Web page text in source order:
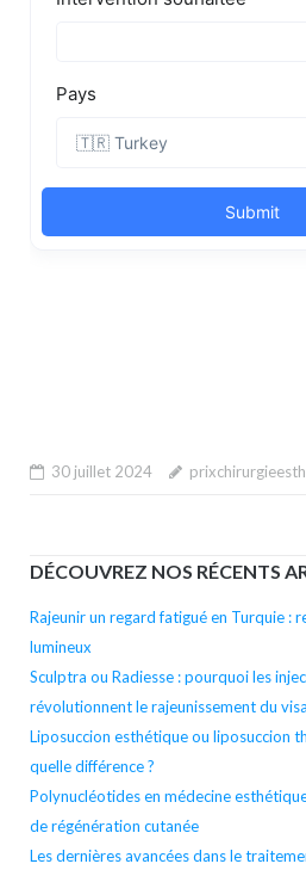
30 juillet 2024
DÉCOUVREZ NOS RÉCENTS
Rajeunir un regard fatigué en Turquie :
lumineux
Sculptra ou Radiesse : pourquoi les
révolutionnent le rajeunissement du
Liposuccion esthétique ou liposuccion
quelle différence ?
Polynucléotides en médecine
de régénération cutanée
Les dernières avancées dans le